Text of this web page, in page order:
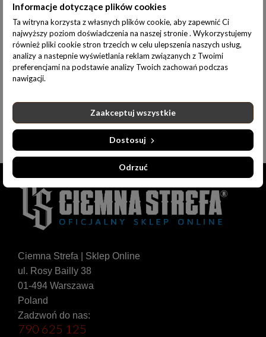
Plecaki
Do koszyka WOREK NA PLECY CIEMNA STREFA MORO // CS HERB SKÓRA
45,00 zł
Ciemna Strefa | Sklep Online
ul. Rosy Bailly 38
01-494 Warszawa
Poland
Zadzwoń do nas:
790 625 125
Informacje dotyczące plików cookies
Ta witryna korzysta z własnych plików cookie, aby zapewnić Ci
najwyższy poziom doświadczenia na naszej stronie . Wykorzystujemy
również pliki cookie stron trzecich w celu ulepszenia naszych usług,
analizy a nastepnie wyświetlania reklam związanych z Twoimi
preferencjami na podstawie analizy Twoich zachowań podczas
nawigacji.
Odrzuć
Dostosuj
Zaakceptuj wszystkie